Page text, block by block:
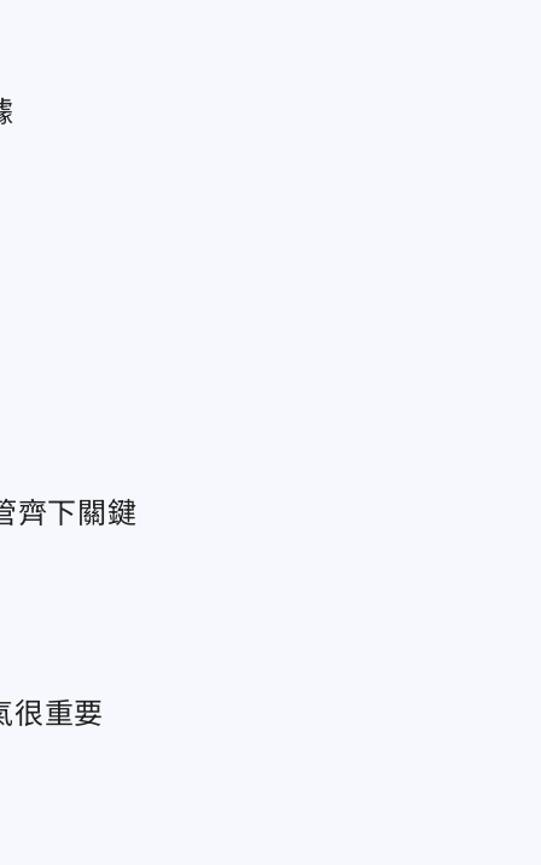
齊下關鍵
很重要